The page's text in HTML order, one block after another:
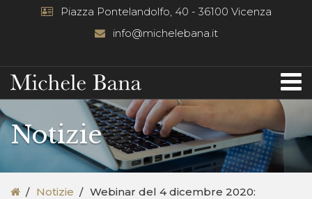
Piazza Pontelandolfo, 40 - 36100 Vicenza
info@michelebana.it
Notizie
Notizie
Webinar del 4 dicembre 2020: